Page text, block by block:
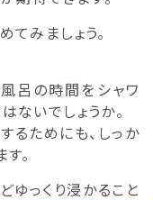
みましょう。
呂の時間をシャワ
ないでしょうか。
るためにも、しっか
。
っくり浸かること